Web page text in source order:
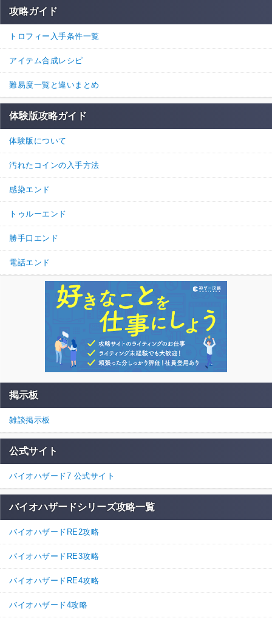
掲示板
雑談掲示板
公式サイト
バイオハザード7 公式サイト
バイオハザードシリーズ攻略一覧
バイオハザードRE2攻略
バイオハザードRE3攻略
バイオハザードRE4攻略
バイオハザード4攻略
攻略ガイド
トロフィー入手条件一覧
アイテム合成レシピ
難易度一覧と違いまとめ
体験版攻略ガイド
体験版について
汚れたコインの入手方法
感染エンド
トゥルーエンド
勝手口エンド
電話エンド